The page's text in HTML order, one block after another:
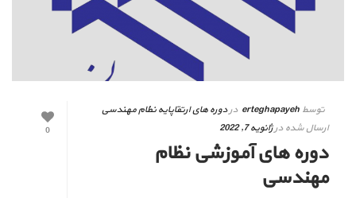
0
توسط erteghapayeh دردوره های ارتقاپایه نظام مهندسی
ارسال شده درژانویه 7, 2022
دوره های آموزشی نظام
مهندسی